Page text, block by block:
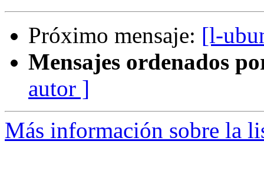
Próximo mensaje: [l-
Mensajes ordenados
autor ]
Más información sobre la